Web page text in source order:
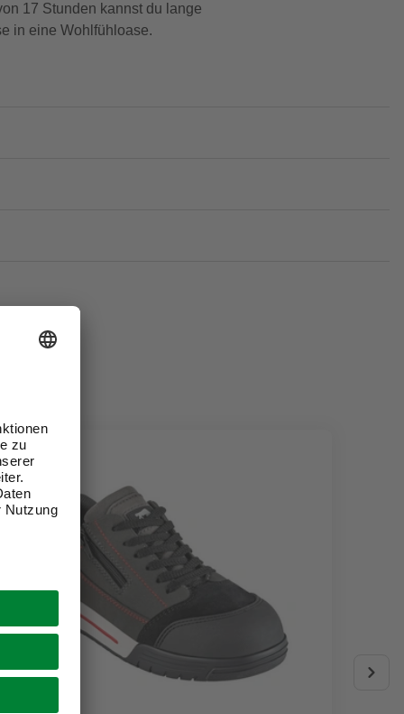
17 Stunden kannst du lange
in eine Wohlfühloase.